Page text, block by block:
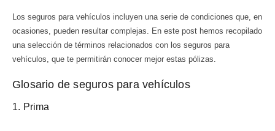
Los seguros para vehículos incluyen una serie de condiciones que, en
ocasiones, pueden resultar complejas. En este post hemos recopilado
una selección de términos relacionados con los seguros para
vehículos, que te permitirán conocer mejor estas pólizas.
Glosario de seguros para vehículos
1. Prima